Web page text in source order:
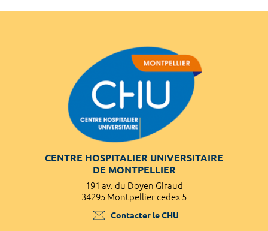
CENTRE HOSPITALIER UNIVERSITAIRE
DE MONTPELLIER
191 av. du Doyen Giraud
34295 Montpellier cedex 5
Contacter le CHU